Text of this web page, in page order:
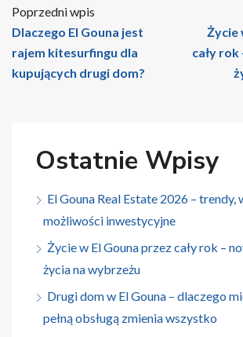
Poprzedni wpis
Dlaczego El Gouna jest
rajem kitesurfingu dla
kupujących drugi dom?
Życie
cały
Ostatnie Wpisy
El Gouna Real Estate 2026 – trendy,
możliwości inwestycyjne
Życie w El Gouna przez cały rok –
życia na wybrzeżu
Drugi dom w El Gouna – dlaczego
pełną obsługą zmienia wszystko